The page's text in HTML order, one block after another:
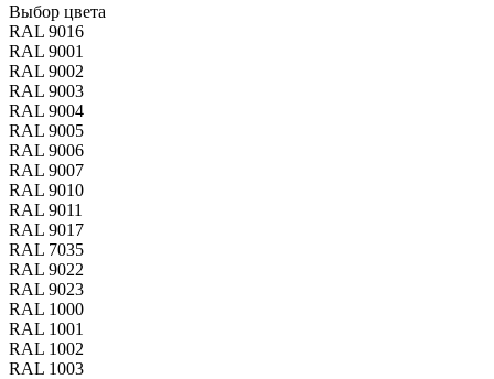
Выбор цвета
RAL 9016
RAL 9001
RAL 9002
RAL 9003
RAL 9004
RAL 9005
RAL 9006
RAL 9007
RAL 9010
RAL 9011
RAL 9017
RAL 7035
RAL 9022
RAL 9023
RAL 1000
RAL 1001
RAL 1002
RAL 1003